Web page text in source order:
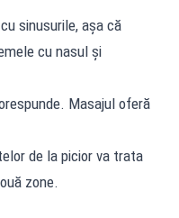
sinusurile, aşa că
cu nasul şi
Masajul oferă
de la picior va trata
zone.